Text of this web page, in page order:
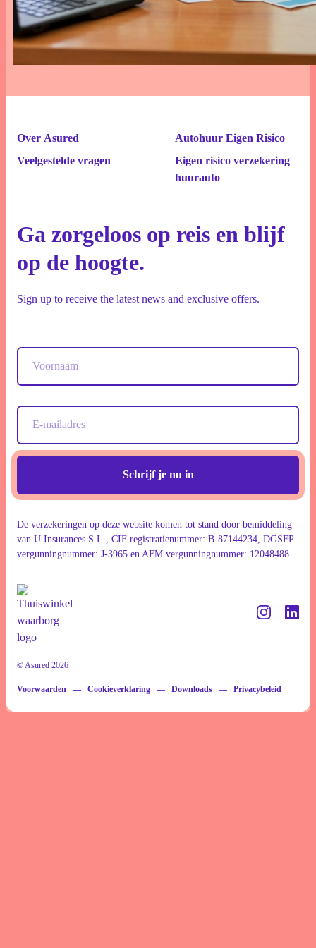
Over Asured
Veelgestelde vragen
Autohuur Eigen Risico
Eigen risico verzekering
huurauto
Ga zorgeloos op reis en blijf
op de hoogte.
Sign up to receive the latest news and exclusive offers.
Schrijf je nu in
De verzekeringen op deze website komen tot stand door bemiddeling
van U Insurances S.L., CIF registratienummer: B-87144234, DGSFP
vergunningnummer: J-3965 en AFM vergunningnummer: 12048488.
© Asured 2026
Voorwaarden Cookieverklaring Downloads Privacybeleid